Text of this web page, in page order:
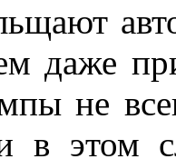
даже
не
в этом